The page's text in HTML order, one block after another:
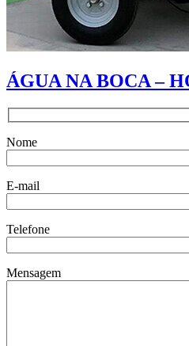
ÁGUA NA BOCA –
Nome
E-mail
Telefone
Mensagem